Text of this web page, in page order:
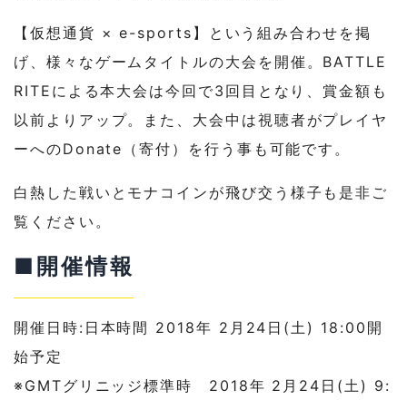
【仮想通貨 × e-sports】という組み合わせを掲
げ、 様々なゲームタイトルの大会を開催。BATTLE
RITEによる本大会は今回で3回目となり、 賞金額も
以前よりアップ。また、大会中は視聴者がプレイヤ
ーへのDonate（寄付）
を行う事も可能です。
白熱した戦いとモナコインが飛び交う様子も是非ご
覧ください。
■開催情報
開催日時:日本時間 2018年 2月24日(土) 18:00開
始予定
※GMTグリニッジ標準時 2018年 2月24日(土) 9: